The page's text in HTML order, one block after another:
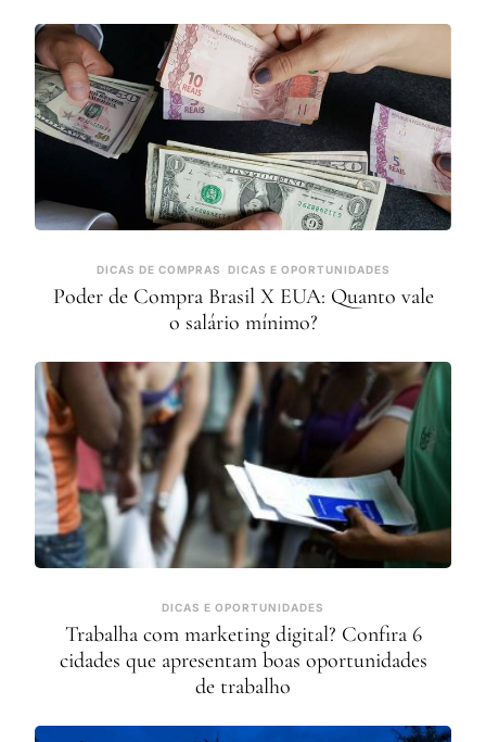
DICAS DE COMPRAS DICAS E OPORTUNIDADES
Poder de Compra Brasil X EUA: Quanto vale
o salário mínimo?
DICAS E OPORTUNIDADES
Trabalha com marketing digital? Confira 6
cidades que apresentam boas oportunidades
de trabalho